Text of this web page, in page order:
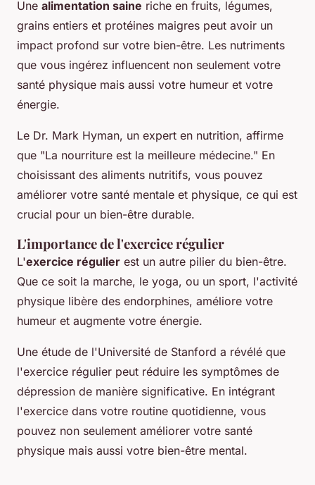
Une alimentation saine riche en fruits, légumes,
grains entiers et protéines maigres peut avoir un
impact profond sur votre bien-être. Les nutriments
que vous ingérez influencent non seulement votre
santé physique mais aussi votre humeur et votre
énergie.
Le Dr. Mark Hyman, un expert en nutrition, affirme
que "La nourriture est la meilleure médecine." En
choisissant des aliments nutritifs, vous pouvez
améliorer votre santé mentale et physique, ce qui est
crucial pour un bien-être durable.
L'importance de l'exercice régulier
L'exercice régulier est un autre pilier du bien-être.
Que ce soit la marche, le yoga, ou un sport, l'activité
physique libère des endorphines, améliore votre
humeur et augmente votre énergie.
Une étude de l'Université de Stanford a révélé que
l'exercice régulier peut réduire les symptômes de
dépression de manière significative. En intégrant
l'exercice dans votre routine quotidienne, vous
pouvez non seulement améliorer votre santé
physique mais aussi votre bien-être mental.